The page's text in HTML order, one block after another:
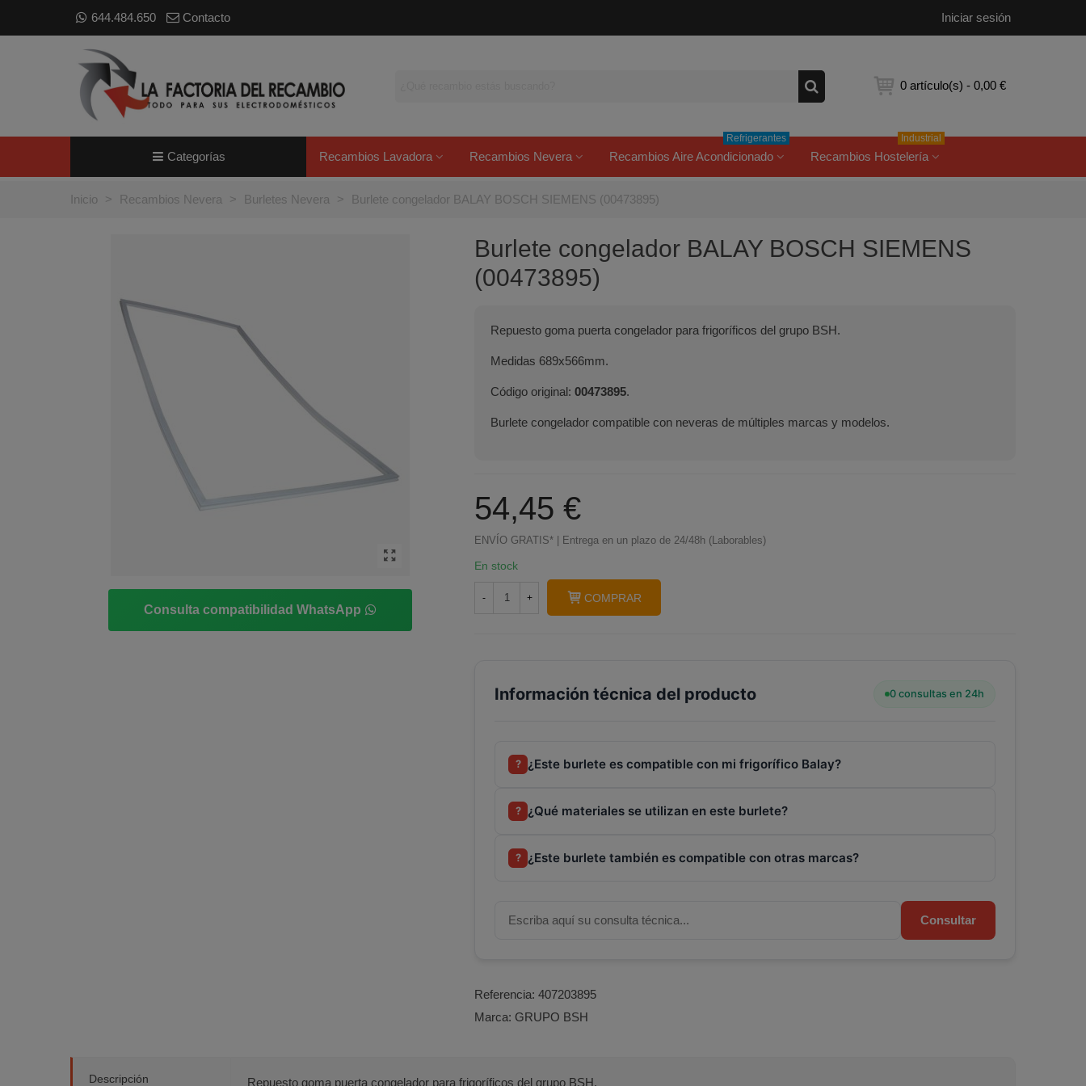
644.484.650 Contacto Iniciar sesión
0 artículo(s) - 0,00 €
Categorías Recambios Lavadora Recambios Nevera Recambios Aire Acondicionado
Refrigerantes
Recambios Hostelería
Industrial
Inicio > Recambios Nevera > Burletes Nevera > Burlete congelador BALAY BOSCH SIEMENS (00473895)
Consulta compatibilidad WhatsApp
Burlete congelador BALAY BOSCH SIEMENS
(00473895)
Repuesto goma puerta congelador para frigoríficos del grupo BSH.
Medidas 689x566mm.
Código original: 00473895.
Burlete congelador compatible con neveras de múltiples marcas y modelos.
54,45 €
ENVÍO GRATIS* | Entrega en un plazo de 24/48h (Laborables)
En stock
- + COMPRAR
Información técnica del producto 0 consultas en 24h
? ¿Este burlete es compatible con mi frigorífico Balay?
? ¿Qué materiales se utilizan en este burlete?
? ¿Este burlete también es compatible con otras marcas?
Consultar
Referencia: 407203895
Marca: GRUPO BSH
Descripción Repuesto goma puerta congelador para frigoríficos del grupo BSH.